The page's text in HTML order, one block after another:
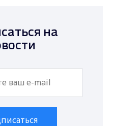
на